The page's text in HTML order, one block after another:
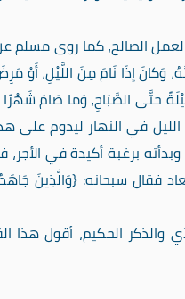
الصالح، كما روى مسلم
وَكانَ إذَا نَامَ مِنَ اللَّيْلِ، أَوْ
حتَّى الصَّبَاحِ، وَما صَامَ شَهْرًا
في النهار ليدوم على
برغبة أكيدة في
فقال سبحانه: {وَالَّذِينَ
الحكيم، أقول هذا